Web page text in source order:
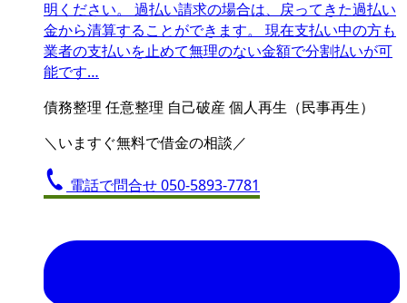
明ください。 過払い請求の場合は、戻ってきた過払い
金から清算することができます。 現在支払い中の方も
業者の支払いを止めて無理のない金額で分割払いが可
能です…
債務整理 任意整理 自己破産個人再生（民事再生）
＼いますぐ無料で借金の相談／
電話で問合せ050-5893-7781